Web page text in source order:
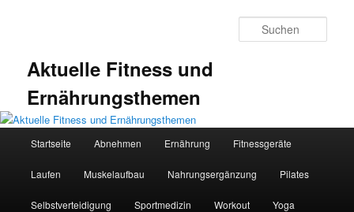
Aktuelle Fitness und
Ernährungsthemen
Startseite Abnehmen Ernährung Fitnessgeräte
Laufen Muskelaufbau Nahrungsergänzung Pilates
Selbstverteidigung Sportmedizin Workout Yoga